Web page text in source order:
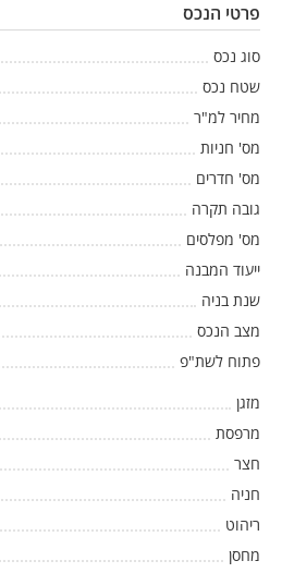
פרטי הנכס
סוג נכס
שטח נכס
מחיר למ"ר
מס' חניות
מס' חדרים
גובה תקרה
מס' מפלסים
ייעוד המבנה
שנת בניה
מצב הנכס
פתוח לשת"פ
מזגן
מרפסת
חצר
חניה
ריהוט
מחסן